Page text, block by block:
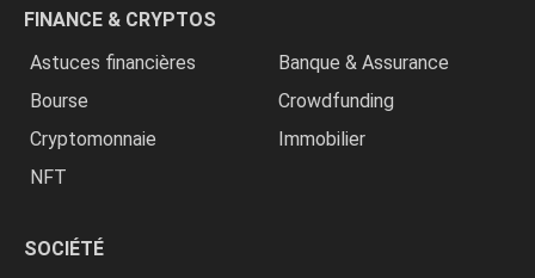
FINANCE & CRYPTOS
Astuces financières
Banque & Assurance
Bourse
Crowdfunding
Cryptomonnaie
Immobilier
NFT
SOCIÉTÉ